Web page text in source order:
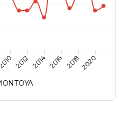
2012 2014 2016 20182020